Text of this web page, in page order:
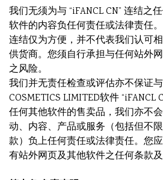
我们无须为与 “iFANCL CN” 连结之
软件的内容负任何责任或法律责任。
连结仅为方便，并不代表我们认可
供货商。您须自行承担与任何站外
之风险。
我们并无责任检查或评估亦不保证
COSMETICS LIMITED软件 “iFANCL
任何其他软件的售卖品，我们亦不
动、内容、产品或服务（包括但不
款）负上任何责任或法律责任。您
有站外网页及其他软件之任何条款及